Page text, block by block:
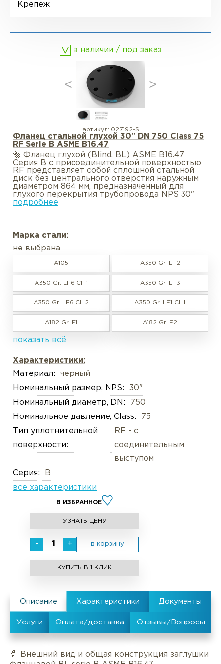
Отводы MSS SP-75
Переходы DIN 2616-2
Втулки
Крепеж
в наличии / под заказ
артикул: 027192-S
Фланец стальной глухой 30" DN 750 Class 75
RF Serie B ASME B16.47
🔩 Фланец глухой (Blind, BL) ASME B16.47
Серия B c присоединительной поверхностью
RF представляет собой сплошной стальной
диск без центрального отверстия наружным
диаметром 864 мм, предназначенный для
глухого перекрытия трубопровода NPS 30"
подробнее
Марка стали:
не выбрана
A105 A350 Gr. LF2
A350 Gr. LF6 CI. 1 A350 Gr. LF3
A350 Gr. LF6 Cl. 2 A350 Gr. LF1 Cl. 1
A182 Gr. F1 A182 Gr. F2
показать всё
Характеристики:
Материал:
черный
Номинальный размер, NPS:
30"
Номинальный диаметр, DN:
750
Номинальное давление, Class:
75
Тип уплотнительной
поверхности:
RF - с
соединительным
выступом
Серия:
B
все характеристики
В ИЗБРАННОЕ
УЗНАТЬ ЦЕНУ
- + в корзину
КУПИТЬ В 1 КЛИК
🧷 Внешний вид и общая конструкция заглушки